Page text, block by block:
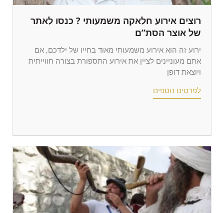
רוצים אירוע חלאקה משמעותי ? כנסו לאתר
של אוצר הסת”ם
ירוע זה הוא אירוע משמעותי מאוד בחייו של ילדכם, אם
אתם מעוניינים לציין את אירוע התספורת בצורה חווייתית
ויוצאת דופן
לפרטים נוספים